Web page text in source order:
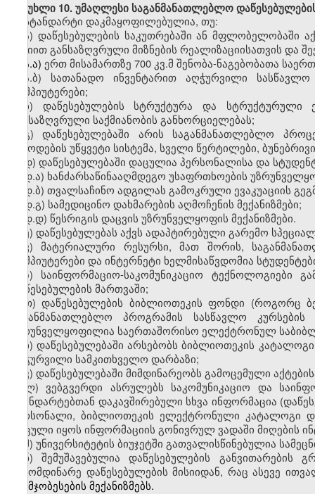
მუხლი 10. უმაღლესი საგანმანათლებლო
სტანდარტი დაკმაყოფილებულია, თუ:
ა) დაწესებულების საკუთრებაში ან მფლობელობაში
მისიითგანსაზღვრული მიზნების რეალიზაციისათვის და
ა.ა) ერთმისამართზე 700 კვ.მ შენობა-ნაგებობათა
ა.ბ)
სათანადო ინვენტარით აღჭურვილი
კომპიუტერები;
ბ) დაწესებულების სტრუქტურა და სტრუქტურული
განსაზღვრული საქმიანობის განხორციელებას;
გ) დაწესებულებაში არის საგანმანათლებლო
მიწოდების უწყვეტი სისტემა, სველი წერტილები,
დ) დაწესებულებაში დაცულია პერსონალისა და
დ.ა) ხანძარსაწინააღმდეგო უსაფრთხოების
დ.ბ) თვალსაჩინო ადგილას გამოკრული ევაკუაციის
დ.გ) სამედიცინო დახმარების აღმოჩენის მექანიზმები;
დ.დ) წესრიგის დაცვის უზრუნველყოფის მექანიზმები.
ე) დაწესებულებას აქვს ადაპტირებული გარემო
ვ) მატერიალური რესურსი, მათ შორის,
კომპიუტერები და ინტერნეტი ხელმისაწვდომია
ზ) საინფორმაციო-საკომუნიკაციო
ტექნოლოგიები
დაწესებულების მართვაში;
თ) დაწესებულების ბიბლიოთეკის ფონდი (როგორც
საგანმანათლებლო პროგრამის სასწავლო
უზრუნველყოფილია საერთაშორისო ელექტრონულ
ი) დაწესებულებაში არსებობს ბიბლიოთეკის
აღჭურვილი სამკითხველო დარბაზი;
კ) დაწესებულებაში მიმდინარეობს გამოცემული
ლ) ვებგვერდი ასრულებს საკომუნიკაციო და
სტანდარტებთან დაკავშირებული სხვა ინფორმაცია
პერსონალი, ბიბლიოთეკის ელექტრონული კატალოგი
დაცული იყოს ინფორმაციის გონივრულ ვადაში მიღების
მ) უნივერსიტეტის ბიუჯეტში გათვალისწინებულია
ნ) შემუშავებულია დაწესებულების განვითარების
გამომდინარე დაწესებულების მისიიდან, რაც ასევე
გაუმჯობესების მექანიზმებს.